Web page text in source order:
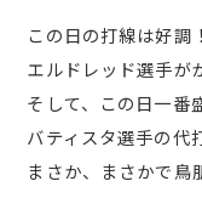
この日の打線は好調！
エルドレッド選手が
そして、この日一番
バティスタ選手の代
まさか、まさかで鳥